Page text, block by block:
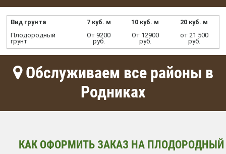
Вид грунта 7 куб. м 10 куб. м
20 куб. м
Плодородный
грунт
От 9200
руб.
От 12900
руб.
от 21 500
руб.
Обслуживаем все районы в
Родниках
КАК ОФОРМИТЬ ЗАКАЗ НА ПЛОДОРОДНЫЙ